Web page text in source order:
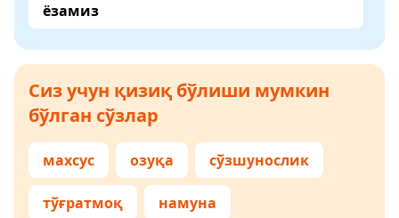
ёзамиз
Сиз учун қизиқ бўлиши мумкин
бўлган сўзлар
махсус озуқа сўзшунослик
тўғратмоқ намуна